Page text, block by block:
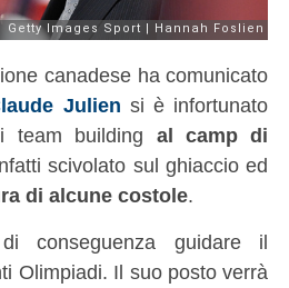
canadese ha comunicato
Julien si è infortunato
team building al camp di
scivolato sul ghiaccio ed
di alcune costole.
conseguenza guidare il
Olimpiadi. Il suo posto verrà